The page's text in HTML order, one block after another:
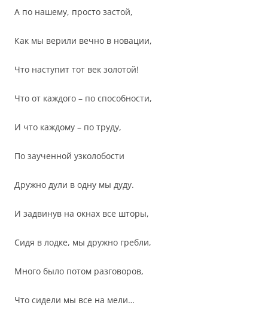
А по нашему, просто застой,
Как мы верили вечно в новации,
Что наступит тот век золотой!
Что от каждого – по способности,
И что каждому – по труду,
По заученной узколобости
Дружно дули в одну мы дуду.
И задвинув на окнах все шторы,
Сидя в лодке, мы дружно гребли,
Много было потом разговоров,
Что сидели мы все на мели…